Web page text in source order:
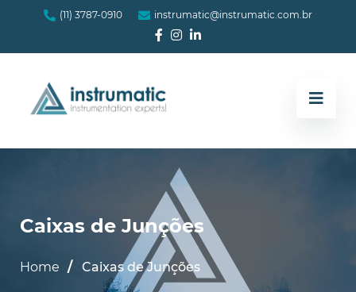
(11) 3787-0910 instrumatic@instrumatic.com.br
Caixas de Junções
Home Caixas de Junções